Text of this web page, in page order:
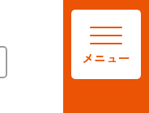
メニュー